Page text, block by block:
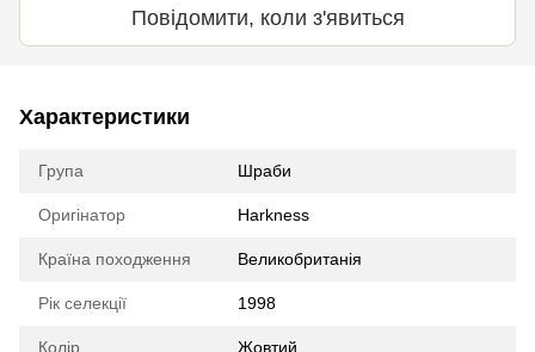
Повідомити, коли з'явиться
Характеристики
Група Шраби
Оригінатор Harkness
Країна походження Великобританія
Рік селекції 1998
Колір Жовтий